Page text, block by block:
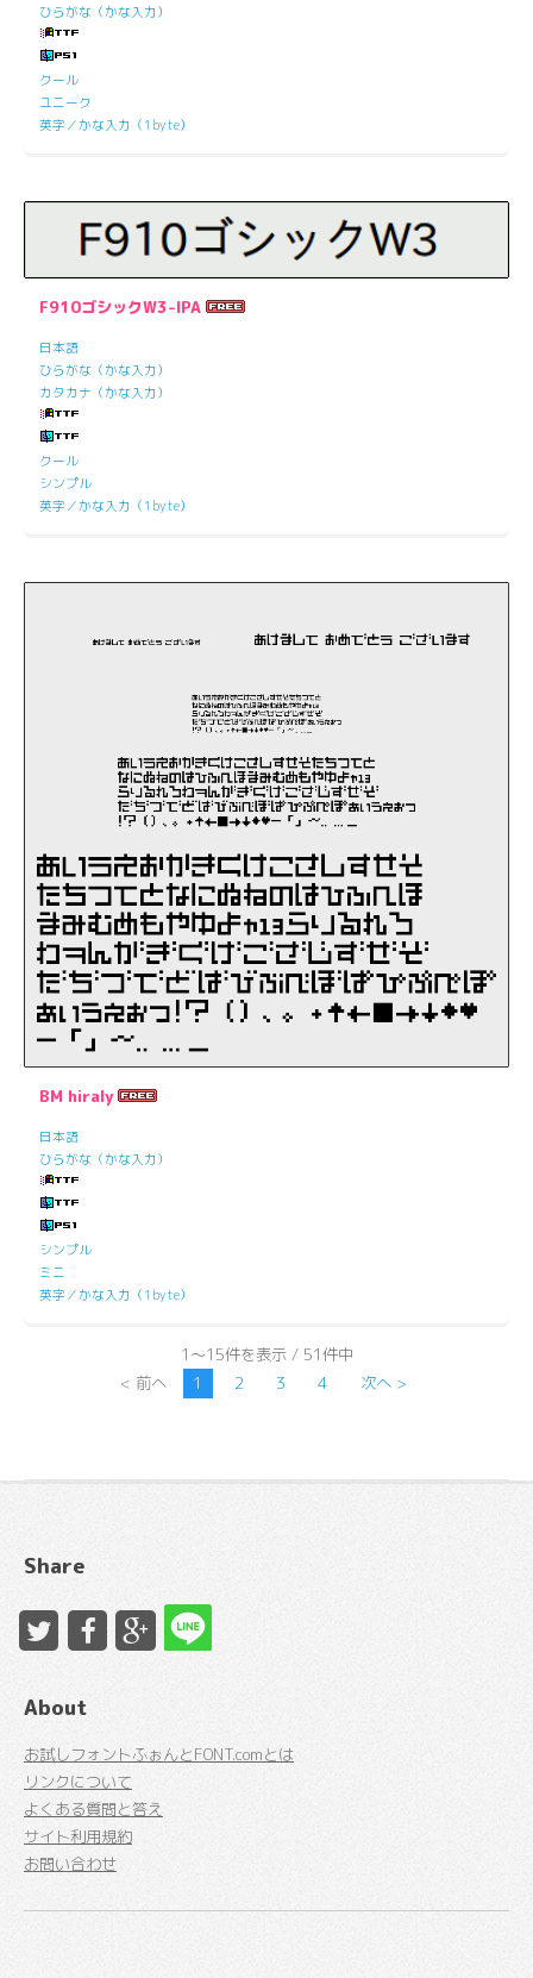
ひらがな（かな入力）
クール
ユニーク
英字／かな入力（1byte）
F910ゴシックW3-IPA
日本語
ひらがな（かな入力）
カタカナ（かな入力）
クール
シンプル
英字／かな入力（1byte）
BM hiraly
日本語
ひらがな（かな入力）
シンプル
ミニ
英字／かな入力（1byte）
1～15件を表示 / 51件中
< 前へ
1 2 3 4 次へ >
Share
About
お試しフォントふぉんとFONT.comとは
リンクについて
よくある質問と答え
サイト利用規約
お問い合わせ